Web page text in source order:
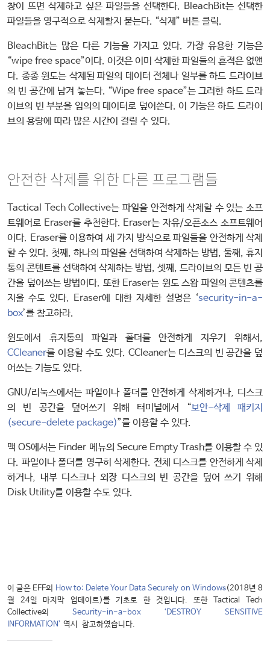
창이 뜨면 삭제하고 싶은 파일들을 선택한다. BleachBit는 선택한
파일들을 영구적으로 삭제할지 묻는다. “삭제” 버튼 클릭.
BleachBit는 많은 다른 기능을 가지고 있다. 가장 유용한 기능은
“wipe free space”이다. 이것은 이미 삭제한 파일들의 흔적은 없앤
다. 종종 윈도는 삭제된 파일의 데이터 전체나 일부를 하드 드라이브
의 빈 공간에 남겨 놓는다. “Wipe free space”는 그러한 하드 드라
이브의 빈 부분을 임의의 데이터로 덮어쓴다. 이 기능은 하드 드라이
브의 용량에 따라 많은 시간이 걸릴 수 있다.
안전한 삭제를 위한 다른 프로그램들
Tactical Tech Collective는 파일을 안전하게 삭제할 수 있는 소프
트웨어로 Eraser를 추천한다. Eraser는 자유/오픈소스 소프트웨어
이다. Eraser를 이용하여 세 가지 방식으로 파일들을 안전하게 삭제
할 수 있다. 첫째, 하나의 파일을 선택하여 삭제하는 방법, 둘째, 휴지
통의 콘텐트를 선택하여 삭제하는 방법, 셋째, 드라이브의 모든 빈 공
간을 덮어쓰는 방법이다. 또한 Eraser는 윈도 스왑 파일의 콘텐츠를
지울 수도 있다. Eraser에 대한 자세한 설명은 ‘security-in-a-
box’를 참고하라.
윈도에서 휴지통의 파일과 폴더를 안전하게 지우기 위해서,
CCleaner를 이용할 수도 있다. CCleaner는 디스크의 빈 공간을 덮
어쓰는 기능도 있다.
GNU/리눅스에서는 파일이나 폴더를 안전하게 삭제하거나, 디스크
의 빈 공간을 덮어쓰기 위해 터미널에서 “보안-삭제 패키지
(secure-delete package)”를 이용할 수 있다.
맥 OS에서는 Finder 메뉴의 Secure Empty Trash를 이용할 수 있
다. 파일이나 폴더를 영구히 삭제한다. 전체 디스크를 안전하게 삭제
하거나, 내부 디스크나 외장 디스크의 빈 공간을 덮어 쓰기 위해
Disk Utility를 이용할 수도 있다.
이 글은 EFF의 How to: Delete Your Data Securely on Windows(2018년 8
월 24일 마지막 업데이트)를 기초로 한 것입니다. 또한 Tactical Tech
Collective의 Security-in-a-box ‘DESTROY SENSITIVE
INFORMATION’ 역시 참고하였습니다.